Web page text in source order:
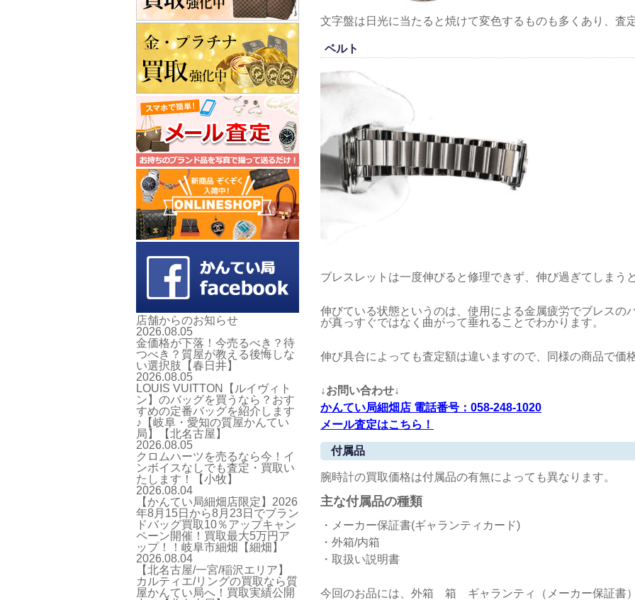
文字盤は日光に当たると焼けて変色するものも多くあり、査
ベルト
ブレスレットは一度伸びると修理できず、伸び過ぎてしまう
伸びている状態というのは、使用による金属疲労でブレスの
が真っすぐではなく曲がって垂れることでわかります。
伸び具合によっても査定額は違いますので、同様の商品で価
↓お問い合わせ↓
かんてい局細畑店 電話番号：058-248-1020
メール査定はこちら！
付属品
腕時計の買取価格は付属品の有無によっても異なります。
主な付属品の種類
・メーカー保証書(ギャランティカード)
・外箱/内箱
・取扱い説明書
今回のお品には、外箱 箱 ギャランティ（メーカー保証書
店舗からのお知らせ
2026.08.05
金価格が下落！今売るべき？待
つべき？質屋が教える後悔しな
い選択肢【春日井】
2026.08.05
LOUIS VUITTON【ルイヴィト
ン】のバッグを買うなら？おす
すめの定番バッグを紹介します
♪【岐阜・愛知の質屋かんてい
局】【北名古屋】
2026.08.05
クロムハーツを売るなら今！イ
ンボイスなしでも査定・買取い
たします！【小牧】
2026.08.04
【かんてい局細畑店限定】2026
年8月15日から8月23日でブラン
ドバッグ買取10％アップキャン
ペーン開催！買取最大5万円ア
ップ！！岐阜市細畑【細畑】
2026.08.04
【北名古屋/一宮/稲沢エリア】
カルティエ/リングの買取なら質
屋かんてい局へ！買取実績公開